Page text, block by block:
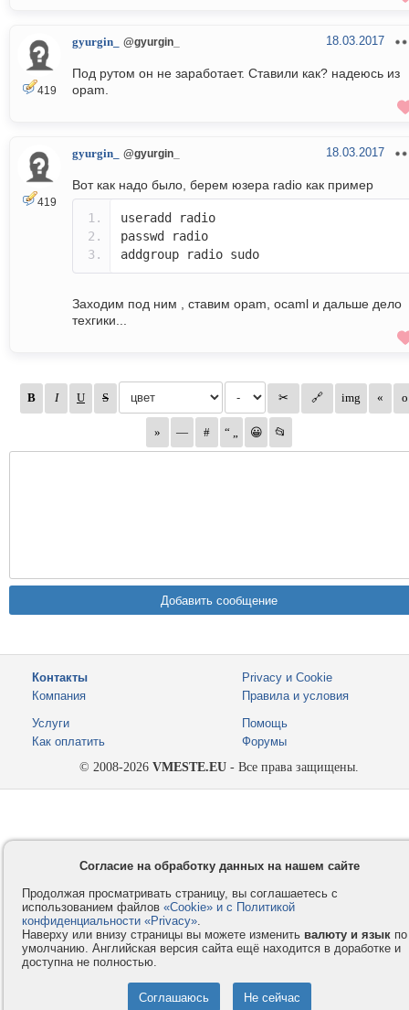
419
gyurgin_ @gyurgin_ 18.03.2017
Под рутом он не заработает. Ставили как? надеюсь из
opam.
419
gyurgin_ @gyurgin_ 18.03.2017
Вот как надо было, берем юзера radio как пример
useradd radio
passwd radio
addgroup radio sudo
Заходим под ним , ставим opam, ocaml и дальше дело
техгики...
Контакты
Компания
Privacy и Cookie
Правила и условия
Услуги
Как оплатить
Помощь
Форумы
© 2008-2026 VMESTE.EU - Все права защищены.
Согласие на обработку данных на нашем сайте
Продолжая просматривать страницу, вы соглашаетесь с
использованием файлов «Cookie» и с Политикой
конфиденциальности «Privacy».
Наверху или внизу страницы вы можете изменить валюту и язык по
умолчанию. Английская версия сайта ещё находится в доработке и
доступна не полностью.